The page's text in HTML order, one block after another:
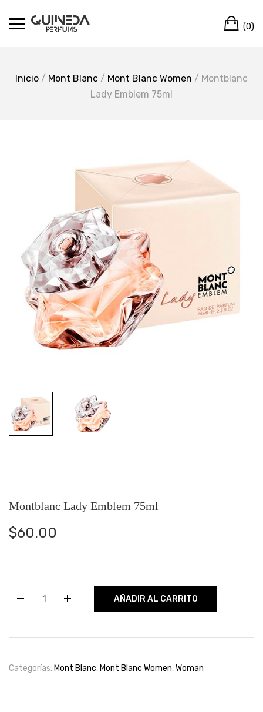
(0)
Inicio / Mont Blanc / Mont Blanc Women / Montblanc
Lady Emblem 75ml
Montblanc Lady Emblem 75ml
$60.00
AÑADIR AL CARRITO
Categorías: Mont Blanc, Mont Blanc Women,Woman